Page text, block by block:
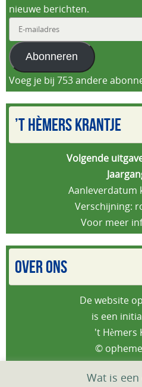
nieuwe berichten.
mailadres
Abonneren
Voeg je bij 753 andere
’T HÈMERS KRANTJE
Volgende
Aanleverdatum
Verschijning:
Voor meer
OVER ONS
De website
is een
't Hèmers
©
Wat is een